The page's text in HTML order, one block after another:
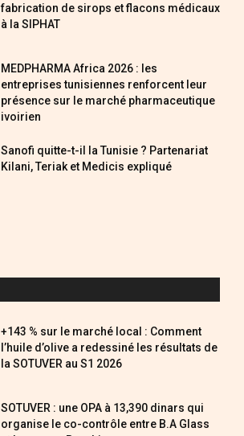
fabrication de sirops et flacons médicaux
à la SIPHAT
MEDPHARMA Africa 2026 : les
entreprises tunisiennes renforcent leur
présence sur le marché pharmaceutique
ivoirien
Sanofi quitte-t-il la Tunisie ? Partenariat
Kilani, Teriak et Medicis expliqué
+143 % sur le marché local : Comment
l’huile d’olive a redessiné les résultats de
la SOTUVER au S1 2026
SOTUVER : une OPA à 13,390 dinars qui
organise le co-contrôle entre B.A Glass